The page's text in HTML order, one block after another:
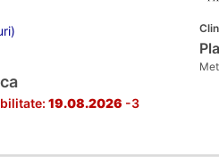
19.08.2026 -3